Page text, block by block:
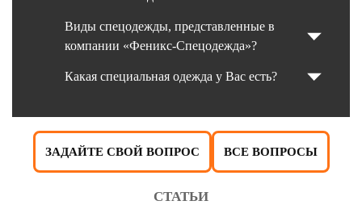
Виды спецодежды, представленные в
компании «Феникс-Спецодежда»?
Какая специальная одежда у Вас есть?
ЗАДАЙТЕ СВОЙ ВОПРОС ВСЕ ВОПРОСЫ
СТАТЬИ